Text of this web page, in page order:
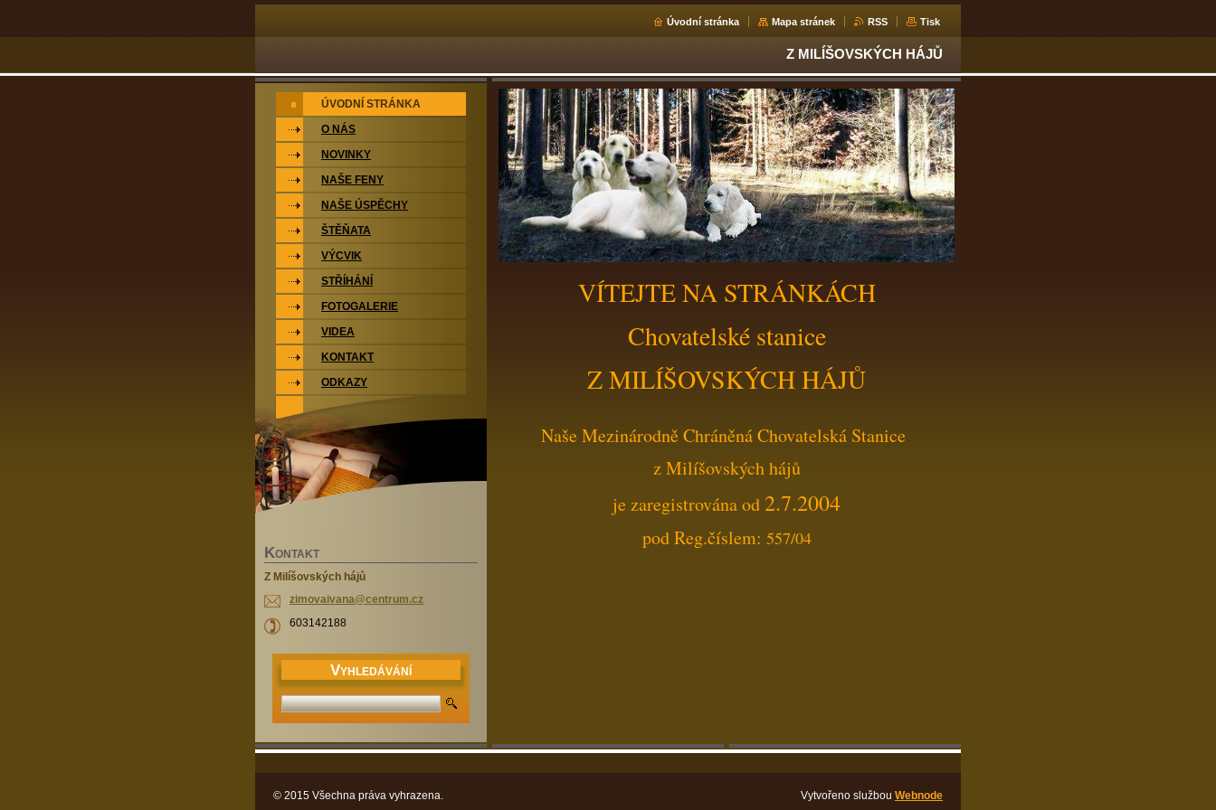
Úvodní stránka Mapa stránek RSS Tisk
Z MILÍŠOVSKÝCH HÁJŮ
VÍTEJTE NA STRÁNKÁCH
Chovatelské stanice
Z MILÍŠOVSKÝCH HÁJŮ
Naše Mezinárodně Chráněná Chovatelská Stanice
z Milíšovských hájů
je zaregistrována od 2.7.2004
pod Reg.číslem: 557/04
ÚVODNÍ STRÁNKA
O NÁS
NOVINKY
NAŠE FENY
NAŠE ÚSPĚCHY
ŠTĚŇATA
VÝCVIK
STŘÍHÁNÍ
FOTOGALERIE
VIDEA
KONTAKT
ODKAZY
KONTAKT
Z Milíšovských hájů
zimovaivana@centrum.cz
603142188
VYHLEDÁVÁNÍ
© 2015 Všechna práva vyhrazena. Vytvořeno službou Webnode